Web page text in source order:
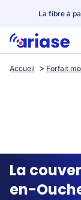
La fibre à
Box internet
Streaming
Accueil Forfait
La
en-